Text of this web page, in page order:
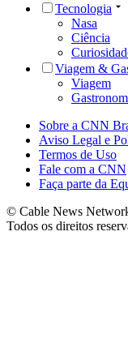
Tecnologia
Nasa
Ciência
Viagem &
Viagem
Sobre a CNN
Aviso Legal e
Termos de Uso
Fale com a CNN
Faça parte da
© Cable News
Todos os direitos